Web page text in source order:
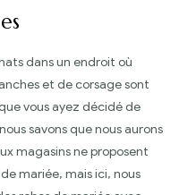
dans un endroit où
et de corsage sont
vous ayez décidé de
savons que nous aurons
magasins ne proposent
mariée, mais ici, nous